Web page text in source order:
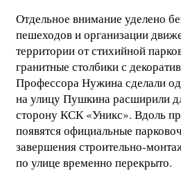
Отдельное внимание уделено
пешеходов и организации
территории от стихийной
гранитные столбики с
Профессора Нужина сделали
на улицу Пушкина расширили
сторону КСК «Уникс». Вдоль
появятся официальные
завершения строительно-
по улице временно перекрыто.